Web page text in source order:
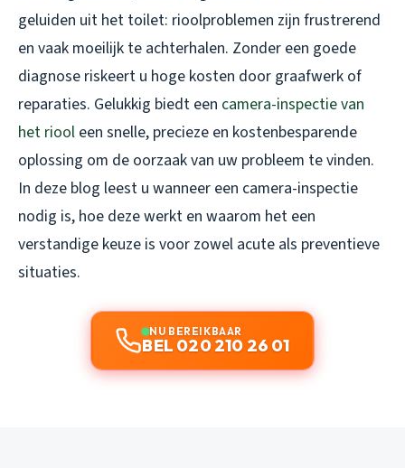
geluiden uit het toilet: rioolproblemen zijn frustrerend
en vaak moeilijk te achterhalen. Zonder een goede
diagnose riskeert u hoge kosten door graafwerk of
reparaties. Gelukkig biedt een camera-inspectie van
het riool een snelle, precieze en kostenbesparende
oplossing om de oorzaak van uw probleem te vinden.
In deze blog leest u wanneer een camera-inspectie
nodig is, hoe deze werkt en waarom het een
verstandige keuze is voor zowel acute als preventieve
situaties.
NU BEREIKBAAR
BEL 020 210 26 01